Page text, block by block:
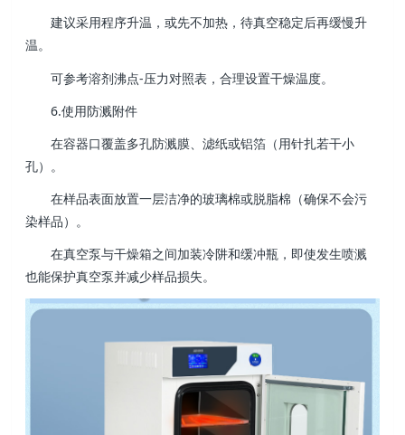
建议采用程序升温，或先不加热，待真空稳定后再缓慢升
温。
可参考溶剂沸点‑压力对照表，合理设置干燥温度。
6.使用防溅附件
在容器口覆盖多孔防溅膜、滤纸或铝箔（用针扎若干小
孔）。
在样品表面放置一层洁净的玻璃棉或脱脂棉（确保不会污
染样品）。
在真空泵与干燥箱之间加装冷阱和缓冲瓶，即使发生喷溅
也能保护真空泵并减少样品损失。